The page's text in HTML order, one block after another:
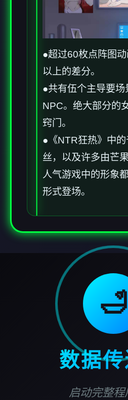
●超过60枚点阵图
以上的差分。
●共有伍个主导要
NPC。绝大部分的
窍门。
●《NTR狂热》中
丝，以及许多由芒
人气游戏中的形象
形式登场。
🛁
数据传
启动完整程